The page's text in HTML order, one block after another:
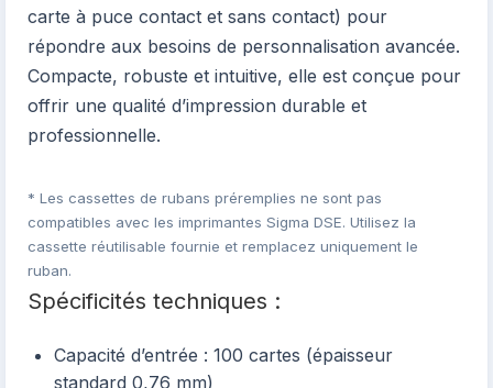
carte à puce contact et sans contact) pour
répondre aux besoins de personnalisation avancée.
Compacte, robuste et intuitive, elle est conçue pour
offrir une qualité d’impression durable et
professionnelle.
* Les cassettes de rubans préremplies ne sont pas
compatibles avec les imprimantes Sigma DSE. Utilisez la
cassette réutilisable fournie et remplacez uniquement le
ruban.
Spécificités techniques :
Capacité d’entrée : 100 cartes (épaisseur
standard 0,76 mm)